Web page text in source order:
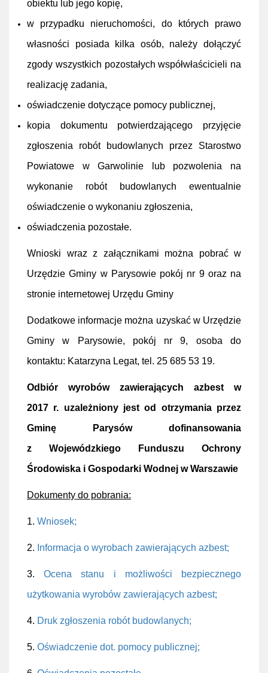
obiektu lub jego kopię,
w przypadku nieruchomości, do których prawo
własności posiada kilka osób, należy dołączyć
zgody wszystkich pozostałych współwłaścicieli na
realizację zadania,
oświadczenie dotyczące pomocy publicznej,
kopia dokumentu potwierdzającego przyjęcie
zgłoszenia robót budowlanych przez Starostwo
Powiatowe w Garwolinie lub pozwolenia na
wykonanie robót budowlanych ewentualnie
oświadczenie o wykonaniu zgłoszenia,
oświadczenia pozostałe.
Wnioski wraz z załącznikami można pobrać w
Urzędzie Gminy w Parysowie pokój nr 9 oraz na
stronie internetowej Urzędu Gminy
Dodatkowe informacje można uzyskać w Urzędzie
Gminy w Parysowie, pokój nr 9, osoba do
kontaktu: Katarzyna Legat, tel. 25 685 53 19.
Odbiór wyrobów zawierających azbest w
2017 r. uzależniony jest od otrzymania przez
Gminę Parysów dofinansowania
z Wojewódzkiego Funduszu Ochrony
Środowiska i Gospodarki Wodnej w Warszawie
Dokumenty do pobrania:
1. Wniosek;
2. Informacja o wyrobach zawierających azbest;
3.Ocena stanu i możliwości bezpiecznego
użytkowania wyrobów zawierających azbest;
4. Druk zgłoszenia robót budowlanych;
5. Oświadczenie dot. pomocy publicznej;